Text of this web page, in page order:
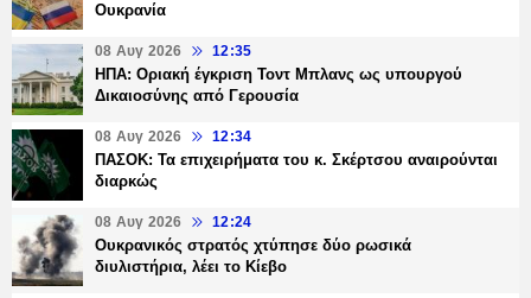
Ουκρανία
08 Αυγ 2026 12:35
ΗΠΑ: Οριακή έγκριση Τοντ Μπλανς ως υπουργού
Δικαιοσύνης από Γερουσία
08 Αυγ 2026 12:34
ΠΑΣΟΚ: Τα επιχειρήματα του κ. Σκέρτσου αναιρούνται
διαρκώς
08 Αυγ 2026 12:24
Ουκρανικός στρατός χτύπησε δύο ρωσικά
διυλιστήρια, λέει το Κίεβο